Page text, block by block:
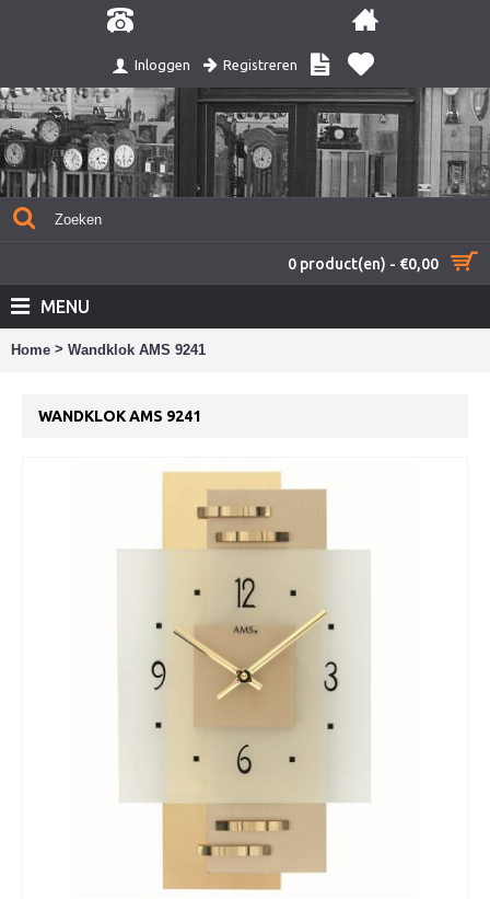
Inloggen Registreren
0 product(en) - €0,00
MENU
Home > Wandklok AMS 9241
WANDKLOK AMS 9241